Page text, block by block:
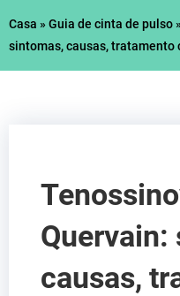
Casa »Guia de cinta de pulso
sintomas, causas, tratamento
Quervain:
causas,